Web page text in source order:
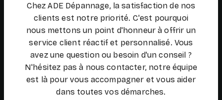
Chez ADE Dépannage, la satisfaction de nos
clients est notre priorité. C'est pourquoi
nous mettons un point d'honneur à offrir un
service client réactif et personnalisé. Vous
avez une question ou besoin d'un conseil ?
N'hésitez pas à nous contacter, notre équipe
est là pour vous accompagner et vous aider
dans toutes vos démarches.